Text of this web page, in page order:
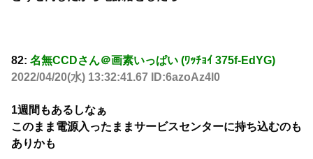
82: 名無CCDさん＠画素いっぱい (ﾜｯﾁｮｲ 375f-EdYG)
2022/04/20(水) 13:32:41.67 ID:6azoAz4l0
1週間もあるしなぁ
このまま電源入ったままサービスセンターに持ち込むのも
ありかも